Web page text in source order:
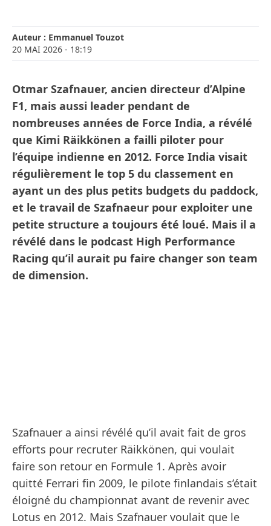
Auteur : Emmanuel Touzot
20 MAI 2026 - 18:19
Otmar Szafnauer, ancien directeur d’Alpine
F1, mais aussi leader pendant de
nombreuses années de Force India, a révélé
que Kimi Räikkönen a failli piloter pour
l’équipe indienne en 2012. Force India visait
régulièrement le top 5 du classement en
ayant un des plus petits budgets du paddock,
et le travail de Szafnaeur pour exploiter une
petite structure a toujours été loué. Mais il a
révélé dans le podcast High Performance
Racing qu’il aurait pu faire changer son team
de dimension.
Szafnauer a ainsi révélé qu’il avait fait de gros
efforts pour recruter Räikkönen, qui voulait
faire son retour en Formule 1. Après avoir
quitté Ferrari fin 2009, le pilote finlandais s’était
éloigné du championnat avant de revenir avec
Lotus en 2012. Mais Szafnauer voulait que le